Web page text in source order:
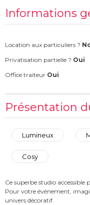
Informations
Location aux particuliers ?
Privatisation partielle ? Oui
Office traiteur Oui
Présentation
Lumineux
Cosy
Ce superbe studio accessible
Pour votre événement,
univers décoratif.